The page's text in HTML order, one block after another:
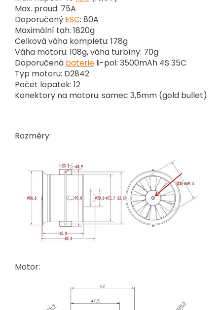
Max. proud: 75A
Doporučený ESC: 80A
Maximální tah: 1820g
Celková váha kompletu: 178g
Váha motoru: 108g, váha turbíny: 70g
Doporučená baterie li-pol: 3500mAh 4S 35C
Typ motoru: D2842
Počet lopatek: 12
Konektory na motoru: samec 3,5mm (gold bullet)
Rozměry:
Motor: